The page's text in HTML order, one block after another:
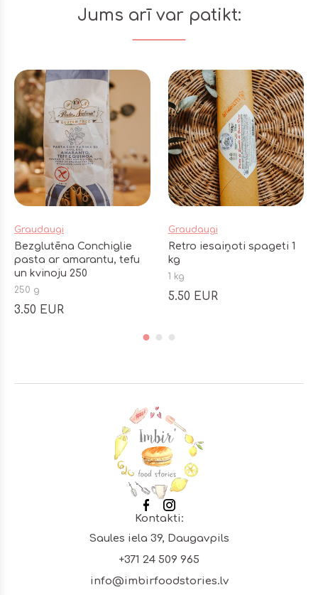
Jums arī var patikt:
Graudaugi
Bezglutēna Conchiglie
pasta ar amarantu, tefu
un kvinoju 250
250 g
3.50 EUR
Graudaugi
Retro iesaiņoti spageti 1
kg
1 kg
5.50 EUR
Footer
Kontakti:
Saules iela 39, Daugavpils
+371 24 509 965
info@imbirfoodstories.lv